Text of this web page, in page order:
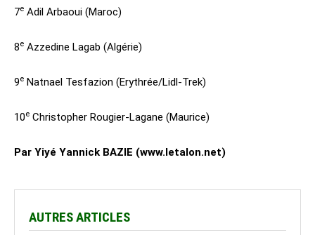
7e Adil Arbaoui (Maroc)
8e Azzedine Lagab (Algérie)
9e Natnael Tesfazion (Erythrée/Lidl-Trek)
10e Christopher Rougier-Lagane (Maurice)
Par Yiyé Yannick BAZIE (www.letalon.net)
AUTRES ARTICLES